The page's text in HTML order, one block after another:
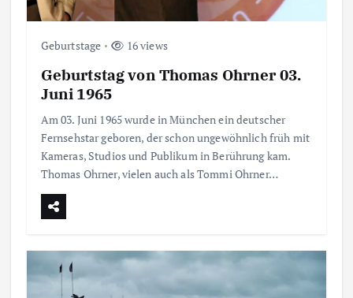
Geburtstage 16 views
Geburtstag von Thomas Ohrner 03.
Juni 1965
Am 03. Juni 1965 wurde in München ein deutscher
Fernsehstar geboren, der schon ungewöhnlich früh mit
Kameras, Studios und Publikum in Berührung kam.
Thomas Ohrner, vielen auch als Tommi Ohrner…